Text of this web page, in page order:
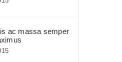
ac massa semper